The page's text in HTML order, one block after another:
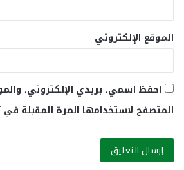
الموقع الإلكتروني
احفظ اسمي، بريدي الإلكتروني،
المتصفح لاستخدامها المرة المقبلة